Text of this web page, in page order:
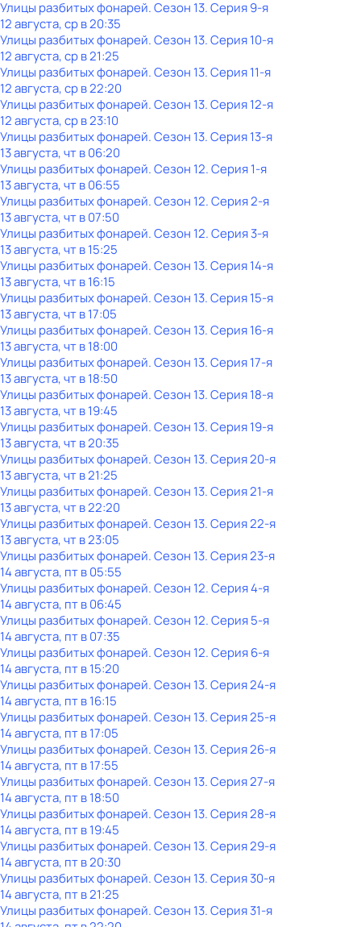
Улицы разбитых фонарей. Сезон 13. Серия 9-я
12 августа, ср в 20:35
Улицы разбитых фонарей. Сезон 13. Серия 10-я
12 августа, ср в 21:25
Улицы разбитых фонарей. Сезон 13. Серия 11-я
12 августа, ср в 22:20
Улицы разбитых фонарей. Сезон 13. Серия 12-я
12 августа, ср в 23:10
Улицы разбитых фонарей. Сезон 13. Серия 13-я
13 августа, чт в 06:20
Улицы разбитых фонарей. Сезон 12. Серия 1-я
13 августа, чт в 06:55
Улицы разбитых фонарей. Сезон 12. Серия 2-я
13 августа, чт в 07:50
Улицы разбитых фонарей. Сезон 12. Серия 3-я
13 августа, чт в 15:25
Улицы разбитых фонарей. Сезон 13. Серия 14-я
13 августа, чт в 16:15
Улицы разбитых фонарей. Сезон 13. Серия 15-я
13 августа, чт в 17:05
Улицы разбитых фонарей. Сезон 13. Серия 16-я
13 августа, чт в 18:00
Улицы разбитых фонарей. Сезон 13. Серия 17-я
13 августа, чт в 18:50
Улицы разбитых фонарей. Сезон 13. Серия 18-я
13 августа, чт в 19:45
Улицы разбитых фонарей. Сезон 13. Серия 19-я
13 августа, чт в 20:35
Улицы разбитых фонарей. Сезон 13. Серия 20-я
13 августа, чт в 21:25
Улицы разбитых фонарей. Сезон 13. Серия 21-я
13 августа, чт в 22:20
Улицы разбитых фонарей. Сезон 13. Серия 22-я
13 августа, чт в 23:05
Улицы разбитых фонарей. Сезон 13. Серия 23-я
14 августа, пт в 05:55
Улицы разбитых фонарей. Сезон 12. Серия 4-я
14 августа, пт в 06:45
Улицы разбитых фонарей. Сезон 12. Серия 5-я
14 августа, пт в 07:35
Улицы разбитых фонарей. Сезон 12. Серия 6-я
14 августа, пт в 15:20
Улицы разбитых фонарей. Сезон 13. Серия 24-я
14 августа, пт в 16:15
Улицы разбитых фонарей. Сезон 13. Серия 25-я
14 августа, пт в 17:05
Улицы разбитых фонарей. Сезон 13. Серия 26-я
14 августа, пт в 17:55
Улицы разбитых фонарей. Сезон 13. Серия 27-я
14 августа, пт в 18:50
Улицы разбитых фонарей. Сезон 13. Серия 28-я
14 августа, пт в 19:45
Улицы разбитых фонарей. Сезон 13. Серия 29-я
14 августа, пт в 20:30
Улицы разбитых фонарей. Сезон 13. Серия 30-я
14 августа, пт в 21:25
Улицы разбитых фонарей. Сезон 13. Серия 31-я